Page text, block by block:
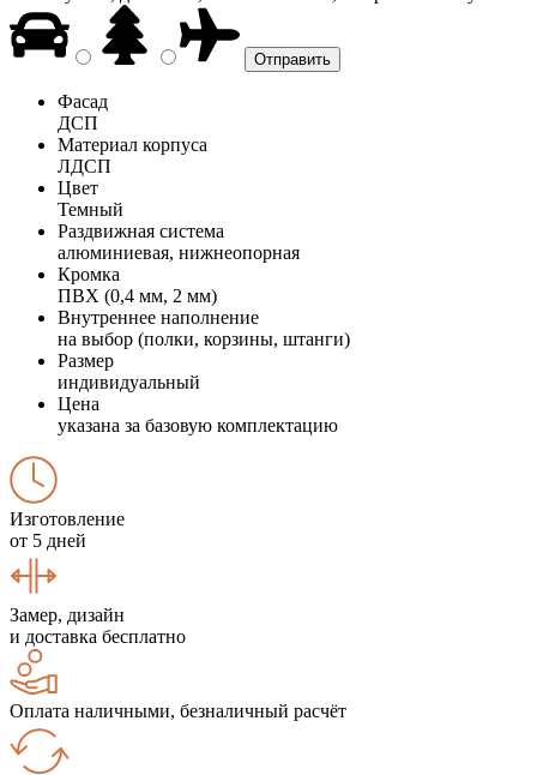
Фасад
ДСП
Материал корпуса
ЛДСП
Цвет
Темный
Раздвижная система
алюминиевая, нижнеопорная
Кромка
ПВХ (0,4 мм, 2 мм)
Внутреннее наполнение
на выбор (полки, корзины, штанги)
Размер
индивидуальный
Цена
указана за базовую комплектацию
Изготовление
от 5 дней
Замер, дизайн
и доставка бесплатно
Оплата наличными, безналичный расчёт